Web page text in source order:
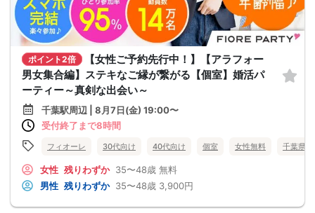
ポイント2倍
【女性ご予約先行中！】【アラフォー
男女集合編】ステキなご縁が繋がる【個室】婚活パ
ーティー～真剣な出会い～
千葉駅周辺 | 8月7日(金) 19:00〜
受付終了まで8時間
フィオーレ 30代向け 40代向け 個室 女性無料 千葉県
女性 残りわずか 35〜48歳 無料
男性 残りわずか 35〜48歳 3,900円